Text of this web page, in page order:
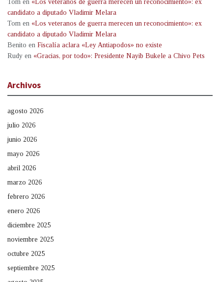
Tom en «Los veteranos de guerra merecen un reconocimiento»: ex
candidato a diputado Vladimir Melara
Tom en «Los veteranos de guerra merecen un reconocimiento»: ex
candidato a diputado Vladimir Melara
Benito en Fiscalía aclara «Ley Antiapodos» no existe
Rudy en «Gracias, por todo»: Presidente Nayib Bukele a Chivo Pets
Archivos
agosto 2026
julio 2026
junio 2026
mayo 2026
abril 2026
marzo 2026
febrero 2026
enero 2026
diciembre 2025
noviembre 2025
octubre 2025
septiembre 2025